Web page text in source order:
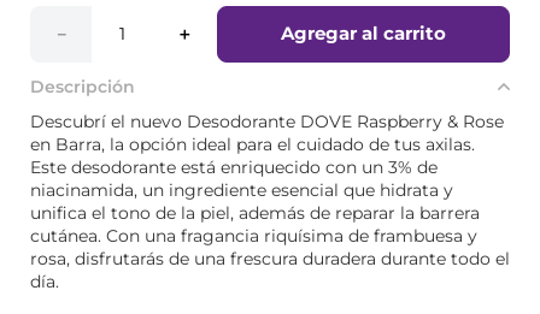
＋
－ Agregar al carrito
Descripción
Descubrí el nuevo Desodorante DOVE Raspberry & Rose
en Barra, la opción ideal para el cuidado de tus axilas.
Este desodorante está enriquecido con un 3% de
niacinamida, un ingrediente esencial que hidrata y
unifica el tono de la piel, además de reparar la barrera
cutánea. Con una fragancia riquísima de frambuesa y
rosa, disfrutarás de una frescura duradera durante todo el
día.